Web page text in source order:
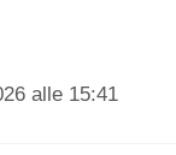
alle 15:41